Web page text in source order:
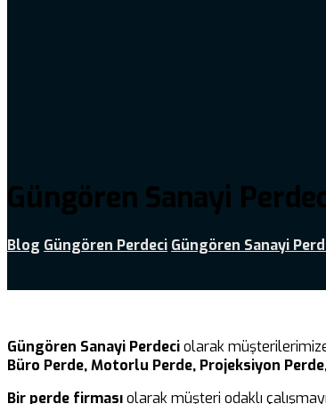
Güngören Sanayi
Blog Güngören Perdeci Güngören Sanayi
Güngören Sanayi Perdeciolarak
Büro Perde, Motorlu Perde, Projeksiyon
Bir perde firmasıolarak müşteri odaklı